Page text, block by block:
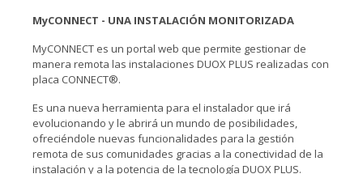
MyCONNECT - UNA INSTALACIÓN MONITORIZADA
MyCONNECT es un portal web que permite gestionar de
manera remota las instalaciones DUOX PLUS realizadas con
placa CONNECT®.
Es una nueva herramienta para el instalador que irá
evolucionando y le abrirá un mundo de posibilidades,
ofreciéndole nuevas funcionalidades para la gestión
remota de sus comunidades gracias a la conectividad de la
instalación y a la potencia de la tecnología DUOX PLUS.